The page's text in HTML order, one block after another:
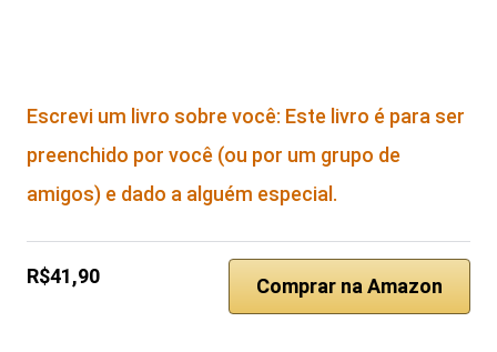
Escrevi um livro sobre você: Este livro é para ser
preenchido por você (ou por um grupo de
amigos) e dado a alguém especial.
R$41,90 Comprar na Amazon